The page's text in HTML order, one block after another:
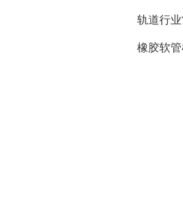
轨道行业常用的
橡胶软管根据客